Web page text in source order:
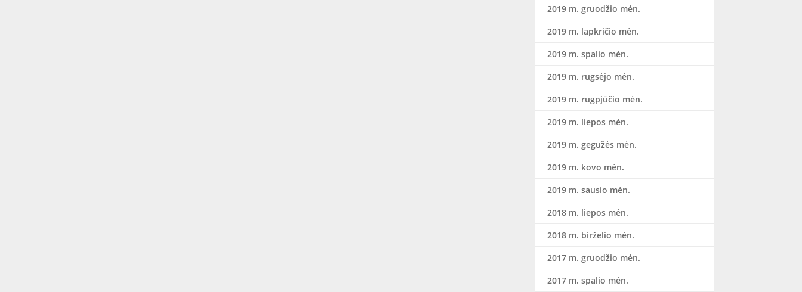
2019 m. gruodžio mėn.
2019 m. lapkričio mėn.
2019 m. spalio mėn.
2019 m. rugsėjo mėn.
2019 m. rugpjūčio mėn.
2019 m. liepos mėn.
2019 m. gegužės mėn.
2019 m. kovo mėn.
2019 m. sausio mėn.
2018 m. liepos mėn.
2018 m. birželio mėn.
2017 m. gruodžio mėn.
2017 m. spalio mėn.